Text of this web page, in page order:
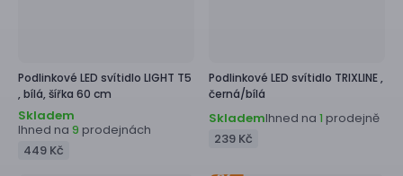
Podlinkové LED svítidlo LIGHT T5
, bílá, šířka 60 cm
Skladem
Ihned na 9 prodejnách
449 Kč
Podlinkové LED svítidlo TRIXLINE ,
černá/bílá
SklademIhned na 1 prodejně
239 Kč